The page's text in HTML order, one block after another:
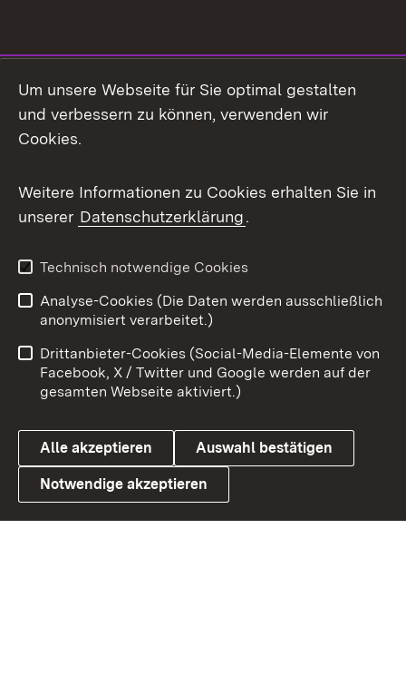
Facebook
X / Twitter
Youtube
Link zum Landesportal
Impressum
Kontakt
Barrierefreiheit
Datenschutz
Cookies
Um unsere Webseite für Sie optimal gestalten
und verbessern zu können, verwenden wir
Cookies.
Weitere Informationen zu Cookies erhalten Sie in
unserer Datenschutzerklärung.
Technisch notwendige Cookies
Analyse-Cookies (Die Daten werden ausschließlich
anonymisiert verarbeitet.)
Drittanbieter-Cookies (Social-Media-Elemente von
Facebook, X / Twitter und Google werden auf der
gesamten Webseite aktiviert.)
Alle akzeptieren Auswahl bestätigen
Notwendige akzeptieren